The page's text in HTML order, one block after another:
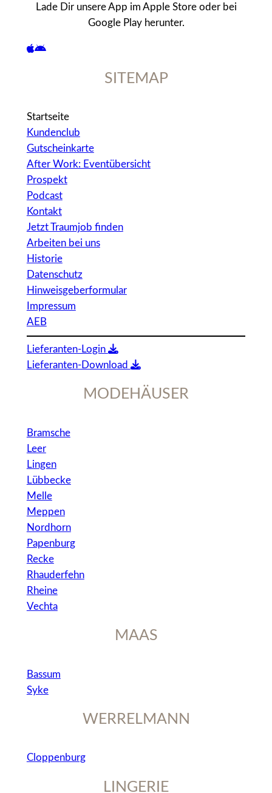
Lade Dir unsere App im Apple Store oder bei
Google Play herunter.
SITEMAP
Startseite
Kundenclub
Gutscheinkarte
After Work: Eventübersicht
Prospekt
Podcast
Kontakt
Jetzt Traumjob finden
Arbeiten bei uns
Historie
Datenschutz
Hinweisgeberformular
Impressum
AEB
Lieferanten-Login
Lieferanten-Download
MODEHÄUSER
Bramsche
Leer
Lingen
Lübbecke
Melle
Meppen
Nordhorn
Papenburg
Recke
Rhauderfehn
Rheine
Vechta
MAAS
Bassum
Syke
WERRELMANN
Cloppenburg
LINGERIE